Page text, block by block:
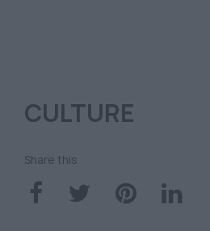
CULTURE
Share this